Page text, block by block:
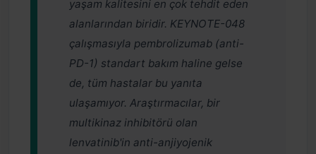
yaşam kalitesini en çok tehdit eden
alanlarından biridir. KEYNOTE-048
çalışmasıyla pembrolizumab (anti-
PD-1) standart bakım haline gelse
de, tüm hastalar bu yanıta
ulaşamıyor. Araştırmacılar, bir
multikinaz inhibitörü olan
lenvatinib'in anti-anjiyojenik